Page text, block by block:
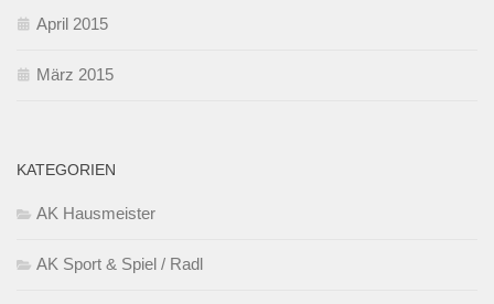
April 2015
März 2015
KATEGORIEN
AK Hausmeister
AK Sport & Spiel / Radl